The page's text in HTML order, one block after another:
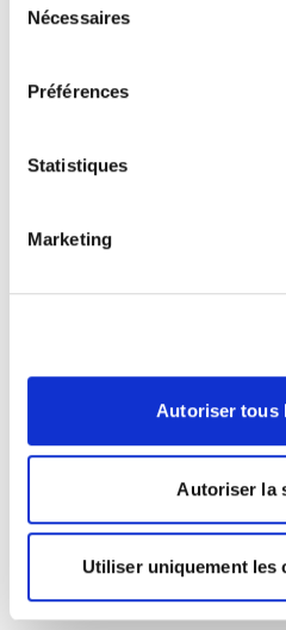
Nécessaires
Préférences
Statistiques
Marketing
Autoriser tous
Autoriser la
Utiliser uniquement les